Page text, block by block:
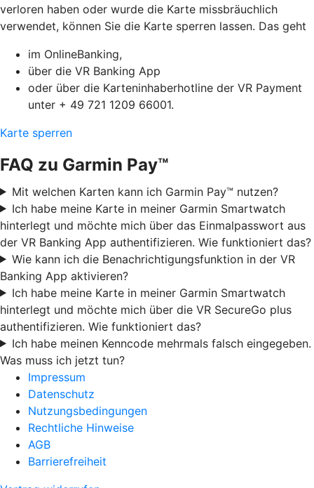
verloren haben oder wurde die Karte missbräuchlich
verwendet, können Sie die Karte sperren lassen. Das geht
im OnlineBanking,
über die VR Banking App
oder über die Karteninhaberhotline der VR Payment
unter + 49 721 1209 66001.
Karte sperren
FAQ zu Garmin Pay™
Mit welchen Karten kann ich Garmin Pay™ nutzen?
Ich habe meine Karte in meiner Garmin Smartwatch
hinterlegt und möchte mich über das Einmalpasswort aus
der VR Banking App authentifizieren. Wie funktioniert das?
Wie kann ich die Benachrichtigungsfunktion in der VR
Banking App aktivieren?
Ich habe meine Karte in meiner Garmin Smartwatch
hinterlegt und möchte mich über die VR SecureGo plus
authentifizieren. Wie funktioniert das?
Ich habe meinen Kenncode mehrmals falsch eingegeben.
Was muss ich jetzt tun?
Impressum
Datenschutz
Nutzungsbedingungen
Rechtliche Hinweise
AGB
Barrierefreiheit